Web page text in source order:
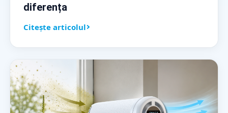
diferența
Citește articolul